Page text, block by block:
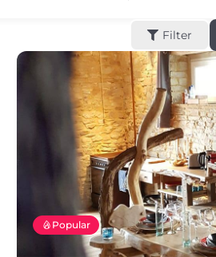
Filter
Popular